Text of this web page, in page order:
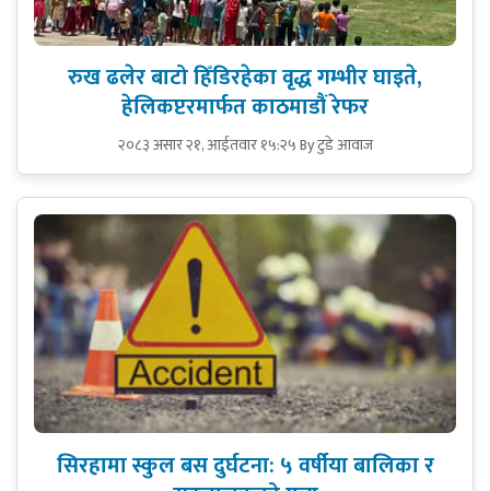
रुख ढलेर बाटो हिँडिरहेका वृद्ध गम्भीर घाइते,
हेलिकप्टरमार्फत काठमाडौं रेफर
२०८३ असार २१, आईतवार १५:२५By टुडे आवाज
सिरहामा स्कुल बस दुर्घटना: ५ वर्षीया बालिका र